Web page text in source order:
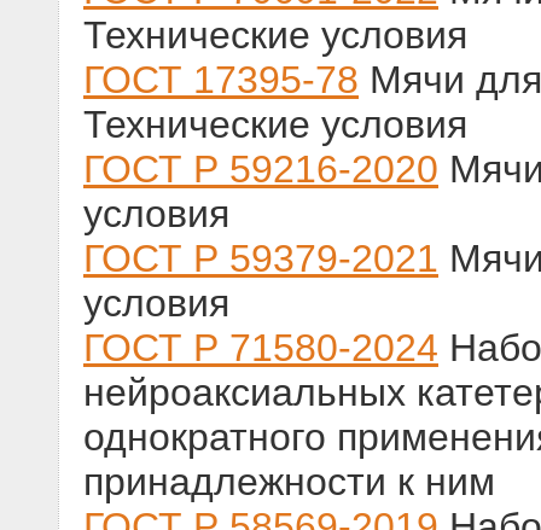
Технические условия
ГОСТ 17395-78 Мячи
Технические условия
ГОСТ Р 59216-2020
условия
ГОСТ Р 59379-2021
условия
ГОСТ Р 71580-2024
нейроаксиальных
однократного
принадлежности к ним